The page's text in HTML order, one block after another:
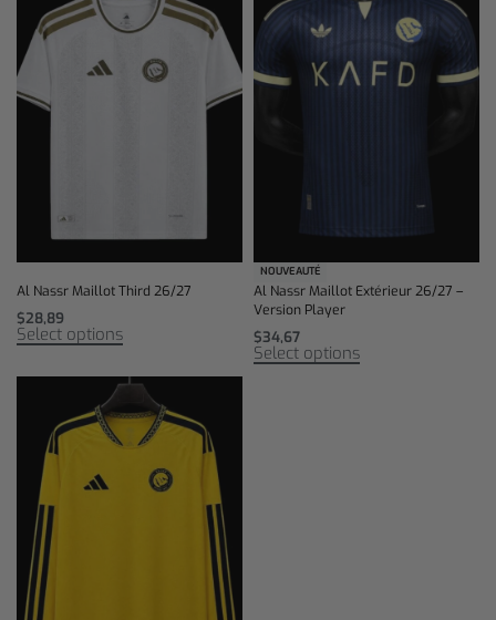
Al Nassr Maillot Third 26/27
$28,89
Select options
NOUVEAUTÉ
Al Nassr Maillot Extérieur 26/27 –
Version Player
$34,67
Select options